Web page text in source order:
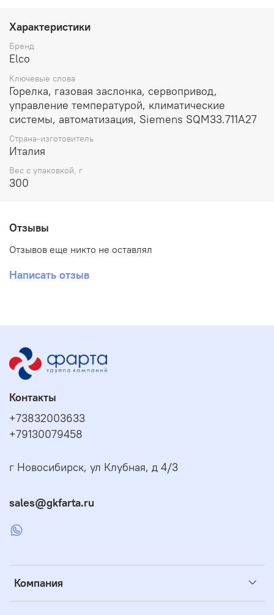
Характеристики
Бренд
Elco
Ключевые слова
Горелка, газовая заслонка, сервопривод,
управление температурой, климатические
системы, автоматизация, Siemens SQM33.711A27
Страна-изготовитель
Италия
Вес с упаковкой, г
300
Отзывы
Отзывов еще никто не оставлял
Написать отзыв
Компания
Контакты
+73832003633
+79130079458
г Новосибирск, ул Клубная, д 4/3
sales@gkfarta.ru